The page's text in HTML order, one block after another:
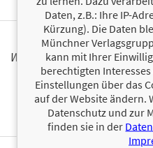
WARNHINWEIS
Trägt CE-Logo.
Daten, z.B.: Ihre IP-
Kürzung). Die Daten
Münchner
kann mit Ihrer
berechtigten
Einstellungen über das
auf der Website ändern.
Datenschutz und zur
finden sie in der